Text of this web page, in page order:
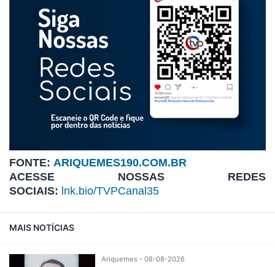
FONTE: ARIQUEMES190.COM.BR
ACESSE NOSSAS REDES
SOCIAIS: lnk.bio/TVPCanal35
MAIS NOTÍCIAS
Ariquemes - 08-08-2026